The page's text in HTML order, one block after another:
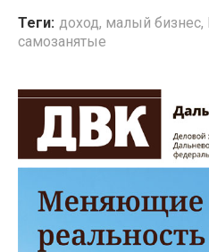
Теги: доход, малый бизнес,
самозанятые